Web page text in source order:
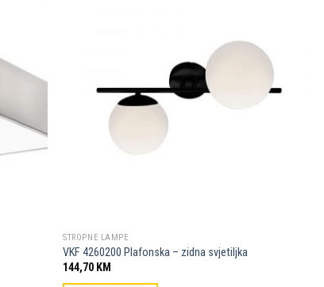
omiljene
omiljene
STROPNE LAMPE
VKF 4260200 Plafonska – zidna svjetiljka
144,70 KM